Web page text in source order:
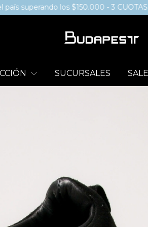
los $150.000 - 3 CUOTAS SIN
SUCURSALES SALE